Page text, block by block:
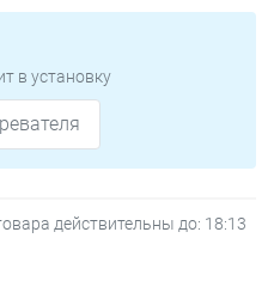
в установку
действительны до: 18:13